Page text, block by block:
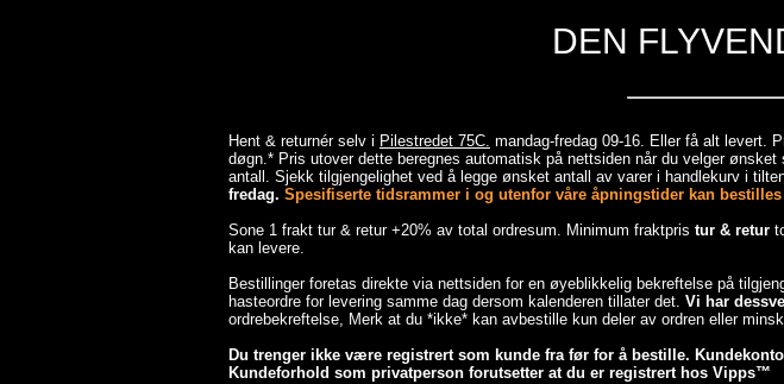
DEN
Hent & returnér selv i Pilestredet 75C. mandag-fredag 09-16. Eller få alt levert.
døgn.* Pris utover dette beregnes automatisk på nettsiden når du velger
antall. Sjekk tilgjengelighet ved å legge ønsket antall av varer i handlekurv i
fredag. Spesifiserte tidsrammer i og utenfor våre åpningstider kan
Sone 1 frakt tur & retur +20% av total ordresum. Minimum fraktpris tur & retur
kan levere.
Bestillinger foretas direkte via nettsiden for en øyeblikkelig bekreftelse på
hasteordre for levering samme dag dersom kalenderen tillater det. Vi har
ordrebekreftelse, Merk at du *ikke* kan avbestille kun deler av ordren eller
Du trenger ikke være registrert som kunde fra før for å bestille.
Kundeforhold som privatperson forutsetter at du er registrert hos Vipps™